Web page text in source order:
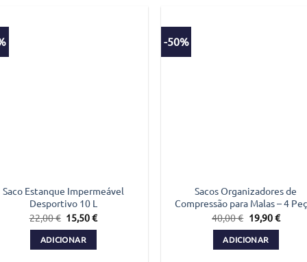
Saco Estanque Impermeável
Desportivo 10 L
22,00€ O
preço
original
era:
15,50€O
ADICIONAR
-50%
Sacos Organizadores de
Compressão para Malas – 4
40,00€ O
preço
original
era:
19,90€O
ADICIONAR